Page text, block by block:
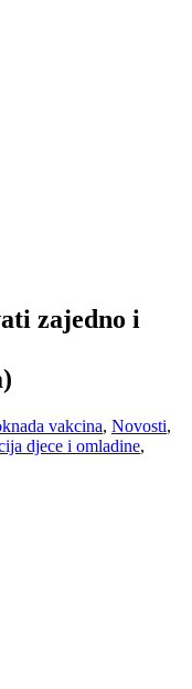
zajedno i
vakcina, Novosti,
djece i omladine,